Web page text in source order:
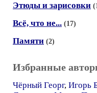
Этюды и зарисовки
Всё, что не... (17)
Памяти (2)
Избранные
Чёрный Георг, Игорь